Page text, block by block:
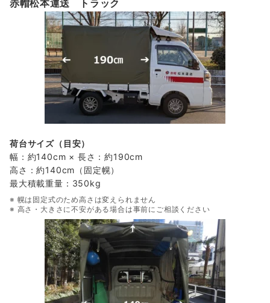
赤帽松本運送 トラック
荷台サイズ（目安）
幅：約140cm × 長さ：約190cm
高さ：約140cm（固定幌）
最大積載重量：350kg
※ 幌は固定式のため高さは変えられません
※ 高さ・大きさに不安がある場合は事前にご相談ください